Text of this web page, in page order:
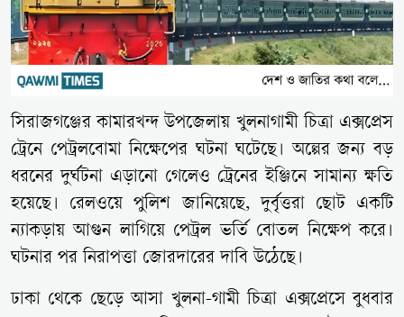
সিরাজগঞ্জের কামারখন্দ উপজেলায় খুলনাগামী চিত্রা এক্সপ্রেস
ট্রেনে পেট্রলবোমা নিক্ষেপের ঘটনা ঘটেছে। অল্পের জন্য বড়
ধরনের দুর্ঘটনা এড়ানো গেলেও ট্রেনের ইঞ্জিনে সামান্য ক্ষতি
হয়েছে। রেলওয়ে পুলিশ জানিয়েছে, দুর্বৃত্তরা ছোট একটি
ন্যাকড়ায় আগুন লাগিয়ে পেট্রল ভর্তি বোতল নিক্ষেপ করে।
ঘটনার পর নিরাপত্তা জোরদারের দাবি উঠেছে।
ঢাকা থেকে ছেড়ে আসা খুলনা-গামী চিত্রা এক্সপ্রেসে বুধবার